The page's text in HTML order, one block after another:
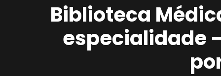
Biblioteca
especialidade